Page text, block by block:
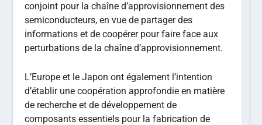
conjoint pour la chaîne d’approvisionnement des
semiconducteurs, en vue de partager des
informations et de coopérer pour faire face aux
perturbations de la chaîne d’approvisionnement.
L’Europe et le Japon ont également l’intention
d’établir une coopération approfondie en matière
de recherche et de développement de
composants essentiels pour la fabrication de